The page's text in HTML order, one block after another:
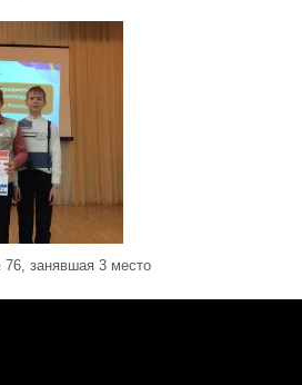
занявшая 3 место